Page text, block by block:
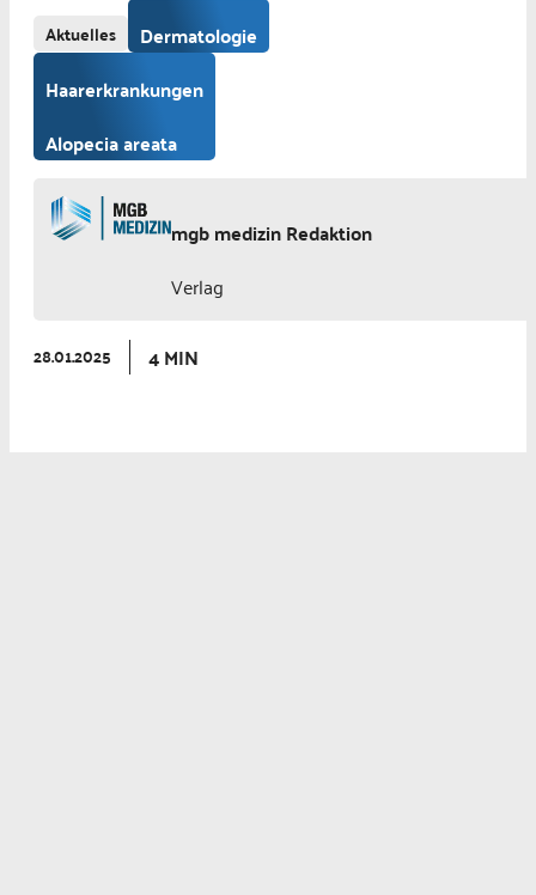
Aktuelles
Dermatologie
Haarerkrankungen
Alopecia areata
mgb medizin Redaktion
Verlag
28.01.2025 4 MIN